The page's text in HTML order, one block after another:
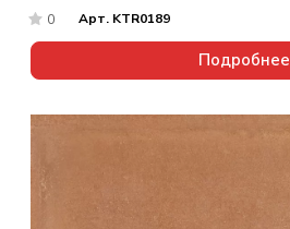
0 Арт. KTR0189
Подробнее